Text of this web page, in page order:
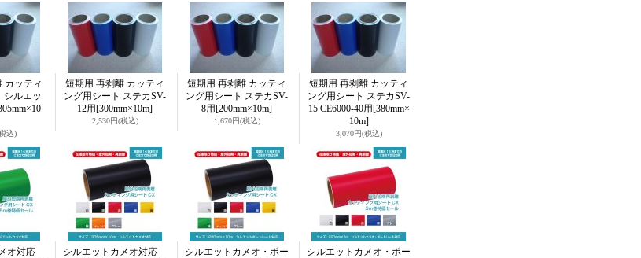
カッティ
シルエッ
込)
短期用 再剥離 カッティ
ング用シート ステカSV-
12用 [300mm×10m]
2,530円(税込)
短期用 再剥離 カッティ
ング用シート ステカSV-
8用 [200mm×10m]
1,670円(税込)
短期用 再剥離 カッティ
ング用シート ステカSV-
15 CE6000-40用 [380mm×
10m]
3,070円(税込)
オ対応
シルエットカメオ対応
シルエットカメオ・ポー
シルエットカメオ・ポー